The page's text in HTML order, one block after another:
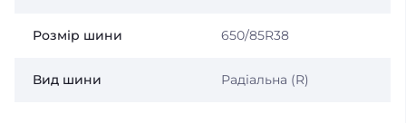
Розмір шини 650/85R38
Вид шини Радіальна (R)